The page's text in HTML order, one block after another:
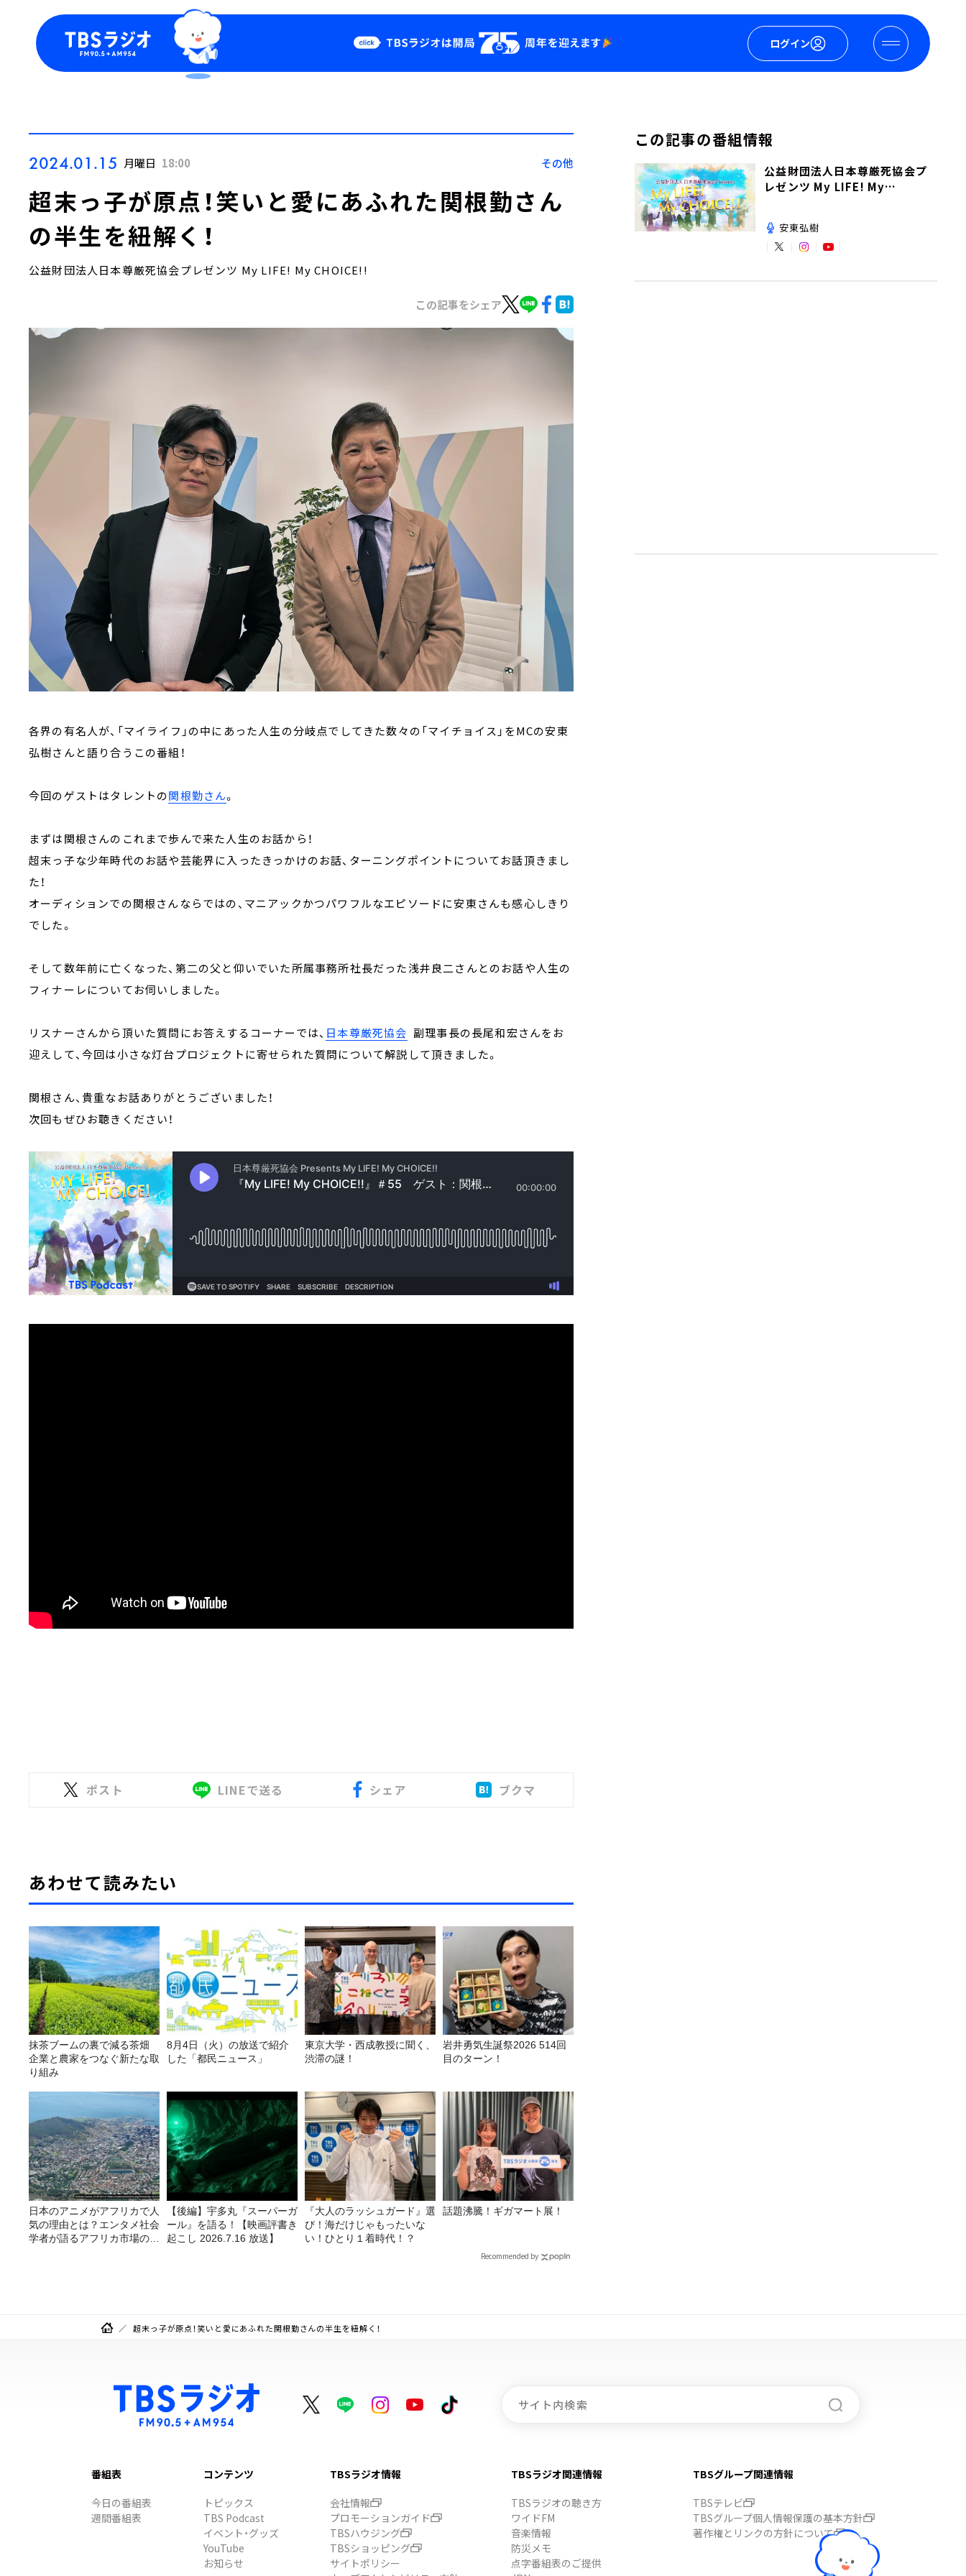
ログイン
Podcast
YouTube
2024.01.15 月曜日 18:00 その他
超末っ子が原点！笑いと愛にあふれた関根勤さん
の半生を紐解く！
公益財団法人日本尊厳死協会プレゼンツ My LIFE! My CHOICE!!
この記事をシェア
各界の有名人が、「マイライフ」の中にあった人生の分岐点でしてきた数々の「マイチョイス」をMCの安東
弘樹さんと語り合うこの番組！
今回のゲストはタレントの関根勤さん。
まずは関根さんのこれまで歩んで来た人生のお話から！
超末っ子な少年時代のお話や芸能界に入ったきっかけのお話、ターニングポイントについてお話頂きまし
た！
オーディションでの関根さんならではの、マニアックかつパワフルなエピソードに安東さんも感心しきり
でした。
そして数年前に亡くなった、第二の父と仰いでいた所属事務所社長だった浅井良二さんとのお話や人生の
フィナーレについてお伺いしました。
リスナーさんから頂いた質問にお答えするコーナーでは、 日本尊厳死協会 副理事長の長尾和宏さんをお
迎えして、今回は小さな灯台プロジェクトに寄せられた質問について解説して頂きました。
関根さん、貴重なお話ありがとうございました！
次回もぜひお聴きください！
ポスト LINEで送る シェア ブクマ
あわせて読みたい
抹茶ブームの裏で減る茶畑
企業と農家をつなぐ新たな取
り組み
8月4日（火）の放送で紹介
した「都民ニュース」
東京大学・西成教授に聞く、
渋滞の謎！
岩井勇気生誕祭2026 514回
目のターン！
日本のアニメがアフリカで人
気の理由とは？エンタメ社会
学者が語るアフリカ市場のリ
【後編】宇多丸『スーパーガ
ール』を語る！【映画評書き
起こし 2026.7.16 放送】
『大人のラッシュガード』選
び！海だけじゃもったいな
い！ひとり１着時代！？
話題沸騰！ギガマート展！
Recommended by
この記事の番組情報
公益財団法人日本尊厳死協会プ
レゼンツ My LIFE! My
安東弘樹
超末っ子が原点！笑いと愛にあふれた関根勤さんの半生を紐解く！
番組表
今日の番組表
週間番組表
コンテンツ
トピックス
TBS Podcast
イベント・グッズ
YouTube
お知らせ
TBSラジオ情報
会社情報
プロモーションガイド
TBSハウジング
TBSショッピング
サイトポリシー
TBSラジオ関連情報
TBSラジオの聴き方
ワイドFM
音楽情報
防災メモ
点字番組表のご提供
TBSグループ関連情報
TBSテレビ
TBSグループ個人情報保護の基本方針
著作権とリンクの方針について